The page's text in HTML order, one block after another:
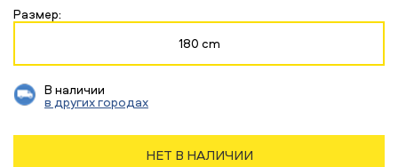
Размер:
180 cm
В наличии
в других городах
НЕТ В НАЛИЧИИ